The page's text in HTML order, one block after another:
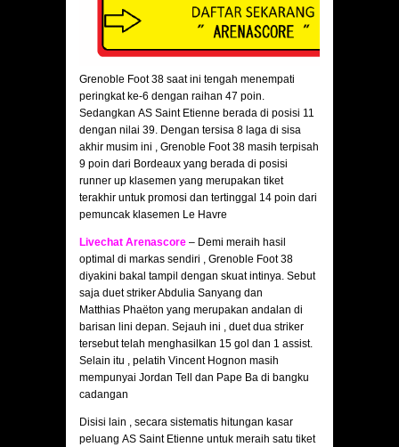
Grenoble Foot 38 saat ini tengah menempati
peringkat ke-6 dengan raihan 47 poin.
Sedangkan AS Saint Etienne berada di posisi 11
dengan nilai 39. Dengan tersisa 8 laga di sisa
akhir musim ini , Grenoble Foot 38 masih terpisah
9 poin dari Bordeaux yang berada di posisi
runner up klasemen yang merupakan tiket
terakhir untuk promosi dan tertinggal 14 poin dari
pemuncak klasemen Le Havre
Livechat Arenascore – Demi meraih hasil
optimal di markas sendiri , Grenoble Foot 38
diyakini bakal tampil dengan skuat intinya. Sebut
saja duet striker Abdulia Sanyang dan
Matthias Phaëton yang merupakan andalan di
barisan lini depan. Sejauh ini , duet dua striker
tersebut telah menghasilkan 15 gol dan 1 assist.
Selain itu , pelatih Vincent Hognon masih
mempunyai Jordan Tell dan Pape Ba di bangku
cadangan
Disisi lain , secara sistematis hitungan kasar
peluang AS Saint Etienne untuk meraih satu tiket